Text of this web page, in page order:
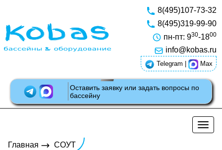
Оставить заявку или задать вопросы по
бассейну
8(495)107-73-32
8(495)319-99-90
пн-пт: 930-1800
info@kobas.ru
Telegram Max
Главная
СОУТ